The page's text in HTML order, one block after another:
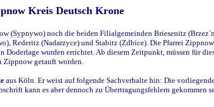
Kreis Deutsch Krone
(Sypnywo) noch die beiden Filialgemeinden Briesenitz
Rederitz (Nadarzyce) und Stabitz (Zdbice). Die Pfarrei
wurden errichtet. Ab diesem Zeitpunkt, müssen für
getauft worden.
aus Köln. Er weist auf folgende Sachverhalte hin: Die
kann es aber dennoch zu Übertragungsfehlern gekommen